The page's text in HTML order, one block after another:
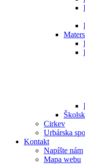
Cirkev
Urbárska
Kontakt
Napíšte nám
Mapa webu